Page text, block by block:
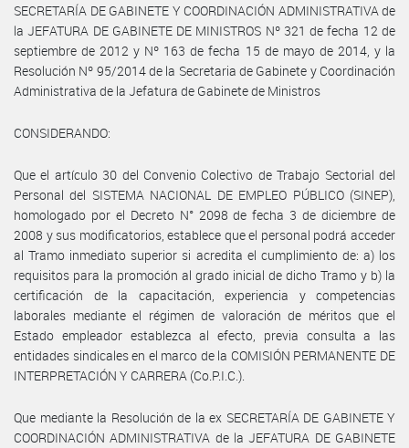
SECRETARÍA DE GABINETE Y COORDINACIÓN ADMINISTRATIVA de
la JEFATURA DE GABINETE DE MINISTROS Nº 321 de fecha 12 de
septiembre de 2012 y Nº 163 de fecha 15 de mayo de 2014, y la
Resolución Nº 95/2014 de la Secretaria de Gabinete y Coordinación
Administrativa de la Jefatura de Gabinete de Ministros
CONSIDERANDO:
Que el artículo 30 del Convenio Colectivo de Trabajo Sectorial del
Personal del SISTEMA NACIONAL DE EMPLEO PÚBLICO (SINEP),
homologado por el Decreto N° 2098 de fecha 3 de diciembre de
2008 y sus modificatorios, establece que el personal podrá acceder
al Tramo inmediato superior si acredita el cumplimiento de: a) los
requisitos para la promoción al grado inicial de dicho Tramo y b) la
certificación de la capacitación, experiencia y competencias
laborales mediante el régimen de valoración de méritos que el
Estado empleador establezca al efecto, previa consulta a las
entidades sindicales en el marco de la COMISIÓN PERMANENTE DE
INTERPRETACIÓN Y CARRERA (Co.P.I.C.).
Que mediante la Resolución de la ex SECRETARÍA DE GABINETE Y
COORDINACIÓN ADMINISTRATIVA de la JEFATURA DE GABINETE